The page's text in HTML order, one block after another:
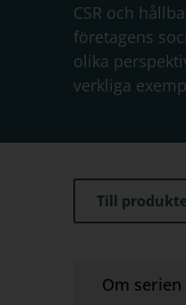
CSR och
företagens
olika
verkliga
Till
Om serien